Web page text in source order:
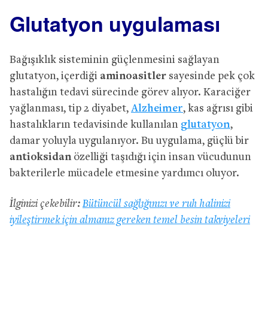
Glutatyon uygulaması
Bağışıklık sisteminin güçlenmesini sağlayan
glutatyon, içerdiği aminoasitler sayesinde pek çok
hastalığın tedavi sürecinde görev alıyor. Karaciğer
yağlanması, tip 2 diyabet, Alzheimer, kas ağrısı gibi
hastalıkların tedavisinde kullanılan glutatyon,
damar yoluyla uygulanıyor. Bu uygulama, güçlü bir
antioksidanözelliği taşıdığı için insan vücudunun
bakterilerle mücadele etmesine yardımcı oluyor.
İlginizi çekebilir: Bütüncül sağlığınızı ve ruh halinizi
iyileştirmek için almanız gereken temel besin takviyeleri